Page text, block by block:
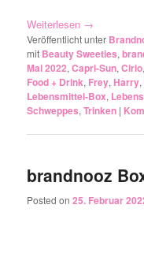
Weiterlesen →
Veröffentlicht unter
mit Beauty Sweeties,
Mai 2022,Capri-Sun,Cirio,
Food + Drink, Frey,Harry,
Lebensmittel-Box,
Schweppes,Trinken |
brandnooz
Posted on25. Februar